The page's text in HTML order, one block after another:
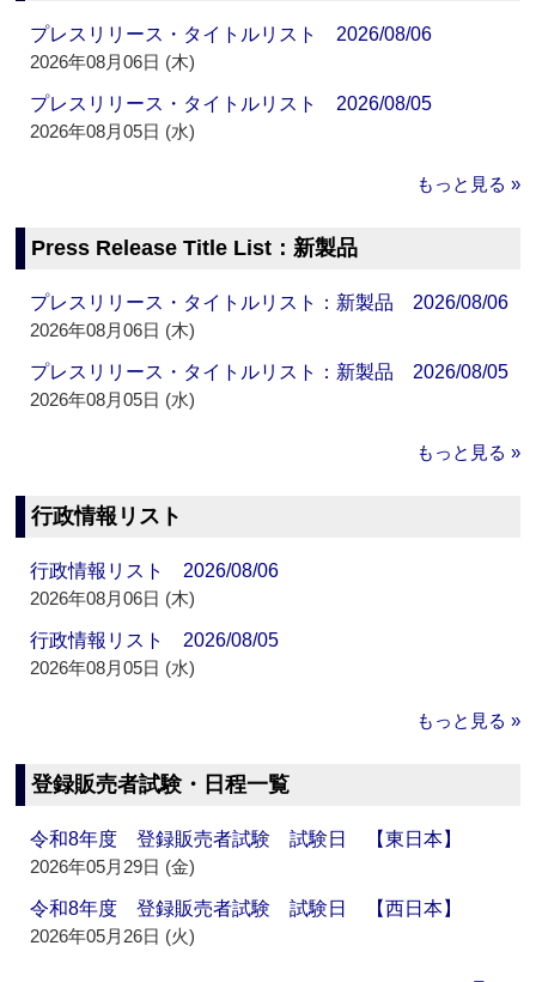
プレスリリース・タイトルリスト 2026/08/06
2026年08月06日 (木)
プレスリリース・タイトルリスト 2026/08/05
2026年08月05日 (水)
もっと見る »
Press Release Title List：新製品
プレスリリース・タイトルリスト：新製品 2026/08/06
2026年08月06日 (木)
プレスリリース・タイトルリスト：新製品 2026/08/05
2026年08月05日 (水)
もっと見る »
行政情報リスト
行政情報リスト 2026/08/06
2026年08月06日 (木)
行政情報リスト 2026/08/05
2026年08月05日 (水)
もっと見る »
登録販売者試験・日程一覧
令和8年度 登録販売者試験 試験日 【東日本】
2026年05月29日 (金)
令和8年度 登録販売者試験 試験日 【西日本】
2026年05月26日 (火)